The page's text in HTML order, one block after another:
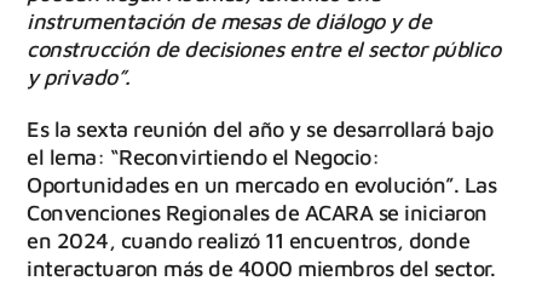
instrumentación de mesas de diálogo y de
construcción de decisiones entre el sector público
y privado”.
Es la sexta reunión del año y se desarrollará bajo
el lema: “Reconvirtiendo el Negocio:
Oportunidades en un mercado en evolución”. Las
Convenciones Regionales de ACARA se iniciaron
en 2024, cuando realizó 11 encuentros, donde
interactuaron más de 4000 miembros del sector.